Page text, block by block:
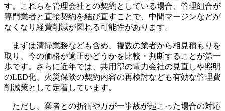
す。これらを管理会社との契約としている場合、管理組合が
専門業者と直接契約を結び直すことで、中間マージンなどが
なくなり経費削減が図れる可能性があります。
まずは清掃業務なども含め、複数の業者から相見積もりを
取り、今の価格が適正かどうかを比較・判断することが第一
歩です。さらに近年では、共用部の電力会社の見直しや照明
のLED化、火災保険の契約内容の再検討なども有効な管理費
削減策として定着しています。
ただし、業者との折衝や万が一事故が起こった場合の対応